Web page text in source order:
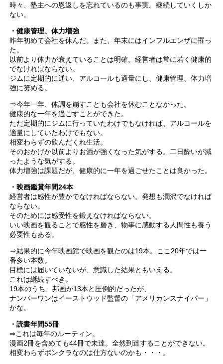
時々、塾主への恩返しを忘れているのも事実。継続していくしか
ない。
・健康管理、体力増強
昨年初めて会社を休んだ。また、年末にはインフルエンザに罹っ
た。
以前より体力が衰えていることは明確。経営者は常に若く健康的
でなければならない。
ジムに定期的に通い、アルコールも適量にし、健康管理、体力増
強に努める。
⇒今年一年、体調を崩すことも会社を休むことなかった。
健康的な一年を過ごすことができた。
ただ定期的にジムに行っていたわけでもなければ、アルコールを
適量にしていたわけでもない。
相変わらずの飲んだくれ生活。
そのおかげか以前よりお酒が強くなった気がする。二日酔いが減
ったような気がする。
体力増強は課題だが、健康的に一年を過ごせたことは良かった。
・映画鑑賞年間24本
経営者は感性が豊かでなければならない。発想も潤沢でなければ
ならない。
そのためには感受性を鍛えなければならない。
いい映画を観ることで感性を磨き、物事に感動する人間性も養う
必要性もある。
⇒結果的に今年映画館で映画を観たのは19本。ここ20年では一
番多い本数。
目標には届いていないが、意識した結果ともいえる。
これは継続すべき。
19本のうち、邦画が13本と圧倒的だったが、
ナンバーワンはイーストウッド監督の「アメリカンスナイパー」
かな。
・読書年間55冊
⇒これは毎年のルーティン。
漫画2冊を含めても44冊で未達。全然到達することができない。
相変わらずボンクラなのは仕方ないのかも・・・。